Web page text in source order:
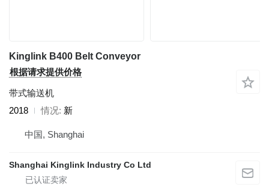
Kinglink B400 Belt Conveyor
根据请求提供价格
带式输送机
2018
情况 新
中国, Shanghai
Shanghai Kinglink Industry Co Ltd